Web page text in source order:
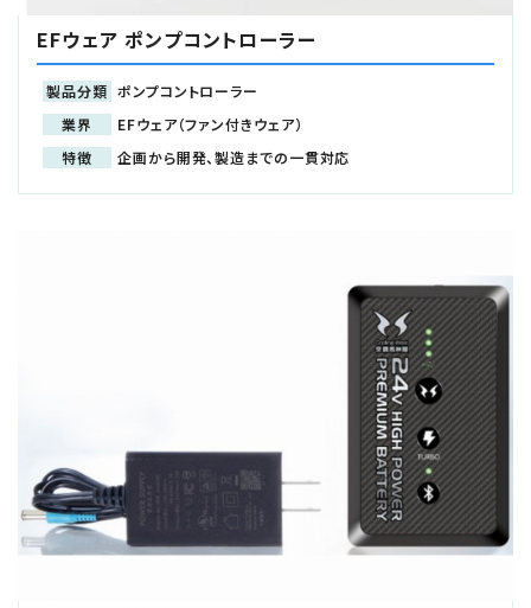
EFウェア ポンプコントローラー
製品分類 ポンプコントローラー
業界
EFウェア（ファン付きウェア）
特徴
企画から開発、製造までの一貫対応